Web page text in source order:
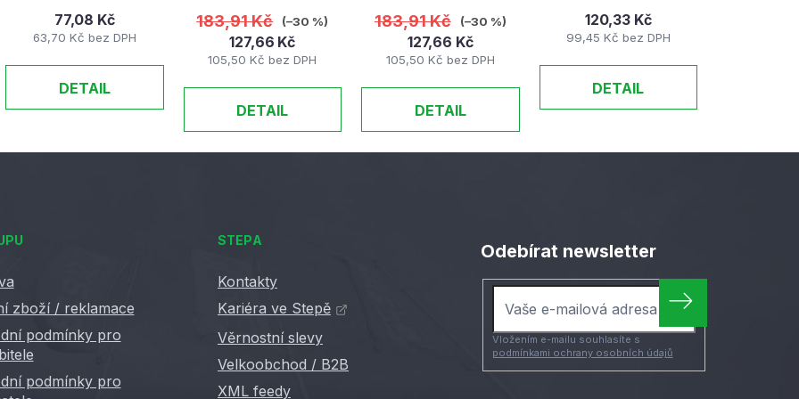
63,70 Kč bez DPH
77,08 Kč
DETAIL
105,50 Kč bez DPH
127,66 Kč
183,91 Kč (–30 %)
DETAIL
105,50 Kč bez DPH
127,66 Kč
183,91 Kč (–30 %)
DETAIL
99,45 Kč bez DPH
120,33 Kč
DETAIL
zboží / reklamace
podmínky pro
podmínky pro
STEPA
Kontakty
Kariéra ve Stepě
Věrnostní slevy
Velkoobchod / B2B
XML feedy
Odebírat newsletter
Vložením e-mailu souhlasíte s
podmínkami ochrany osobních údajů